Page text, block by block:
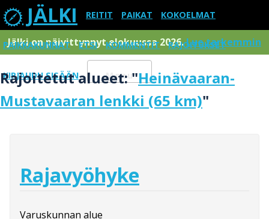
JÄLKI REITIT PAIKAT KOKOELMAT
PAIKKAKUNNAT ETSI KOMMENTIT RAJOITUKSET
KIRJAUDU SISÄÄN Menu
Jälki on päivittynnyt elokuussa 2026.Lue tarkemmin
Rajoitetut alueet: "Heinävaaran-
Mustavaaran lenkki (65 km)"
Rajavyöhyke
Varuskunnan alue